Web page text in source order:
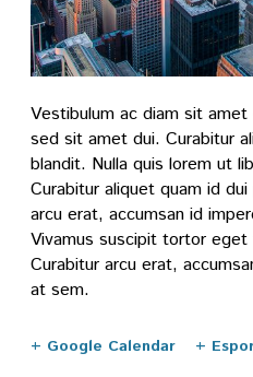
Vestibulum ac diam sit
sed sit amet dui. Curabitur
blandit. Nulla quis lorem ut
Curabitur aliquet quam id
arcu erat, accumsan id
Vivamus suscipit tortor
Curabitur arcu erat,
at sem.
+ Google Calendar +